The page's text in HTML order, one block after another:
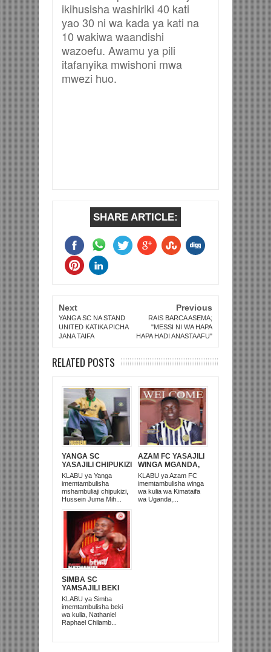
ikihusisha washiriki 40 kati
yao 30 ni wa kada ya kati na
10 wakiwa waandishi
wazoefu. Awamu ya pili
itafanyika mwishoni mwa
mwezi huo.
SHARE ARTICLE:
Next
YANGA SC NA STAND
UNITED KATIKA PICHA
JANA TAIFA
Previous
RAIS BARCA ASEMA;
"MESSI NI WA HAPA
HAPA HADI ANASTAAFU"
RELATED POSTS
YANGA SC
YASAJILI CHIPUKIZI
MWINGINE, NI
HUSSEIN MIHAMBO
WA MASHUJAA FC
KLABU ya Yanga
imemtambulisha
mshambuliaji chipukizi,
Hussein Juma Mih...
AZAM FC YASAJILI
WINGA MGANDA,
HASSAN MUBIRU
KUTOKA SC VILLA
KLABU ya Azam FC
imemtambulisha winga
wa kulia wa Kimataifa
wa Uganda,...
SIMBA SC
YAMSAJILI BEKI
WA AZAM FC
NATHANIEL
CHILAMBO
KLABU ya Simba
imemtambulisha beki
wa kulia, Nathaniel
Raphael Chilamb...